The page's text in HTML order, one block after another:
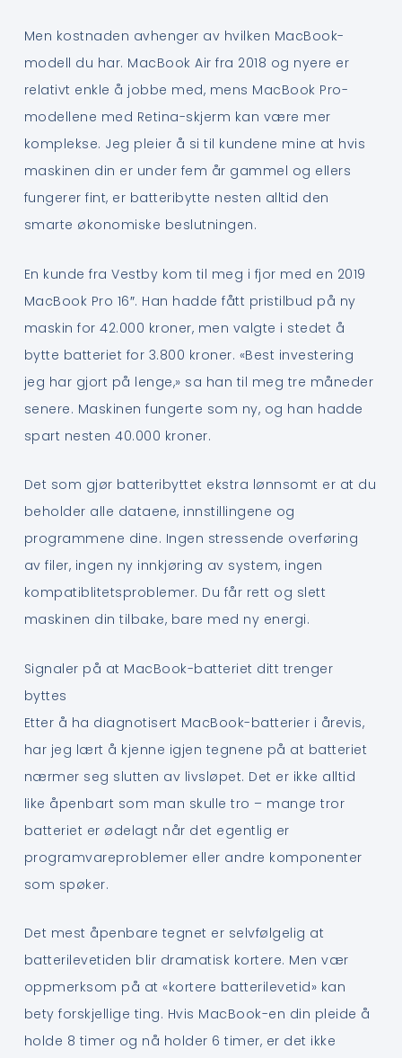
Men kostnaden avhenger av hvilken MacBook-
modell du har. MacBook Air fra 2018 og nyere er
relativt enkle å jobbe med, mens MacBook Pro-
modellene med Retina-skjerm kan være mer
komplekse. Jeg pleier å si til kundene mine at hvis
maskinen din er under fem år gammel og ellers
fungerer fint, er batteribytte nesten alltid den
smarte økonomiske beslutningen.
En kunde fra Vestby kom til meg i fjor med en 2019
MacBook Pro 16″. Han hadde fått pristilbud på ny
maskin for 42.000 kroner, men valgte i stedet å
bytte batteriet for 3.800 kroner. «Best investering
jeg har gjort på lenge,» sa han til meg tre måneder
senere. Maskinen fungerte som ny, og han hadde
spart nesten 40.000 kroner.
Det som gjør batteribyttet ekstra lønnsomt er at du
beholder alle dataene, innstillingene og
programmene dine. Ingen stressende overføring
av filer, ingen ny innkjøring av system, ingen
kompatiblitetsproblemer. Du får rett og slett
maskinen din tilbake, bare med ny energi.
Signaler på at MacBook-batteriet ditt trenger
byttes
Etter å ha diagnotisert MacBook-batterier i årevis,
har jeg lært å kjenne igjen tegnene på at batteriet
nærmer seg slutten av livsløpet. Det er ikke alltid
like åpenbart som man skulle tro – mange tror
batteriet er ødelagt når det egentlig er
programvareproblemer eller andre komponenter
som spøker.
Det mest åpenbare tegnet er selvfølgelig at
batterilevetiden blir dramatisk kortere. Men vær
oppmerksom på at «kortere batterilevetid» kan
bety forskjellige ting. Hvis MacBook-en din pleide å
holde 8 timer og nå holder 6 timer, er det ikke